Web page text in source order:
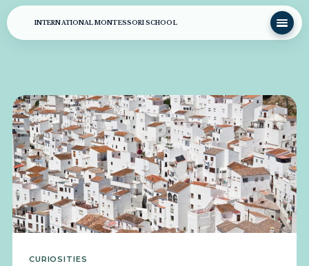
INTERNATIONAL MONTESSORI SCHOOL
CURIOSITIES